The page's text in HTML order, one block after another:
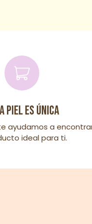
piel es única
ayudamos a
ideal para ti.